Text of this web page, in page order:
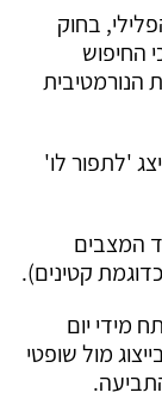
בחוק
החיפוש
הנורמטיבית
'לתפור לו'
המצבים
קטינים).
מידי יום
מול שופטי